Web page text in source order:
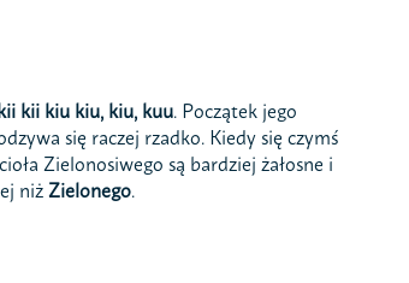
kii kiu kiu, kiu, kuu. Początek jego
się raczej rzadko. Kiedy się czymś
Zielonosiwego są bardziej żałosne i
niżZielonego.